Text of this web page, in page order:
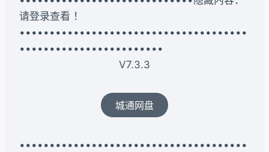
请登录查看 ！
••••••••••••••••••••••••••••••••••••••
••••••••••••••••••••••••
V7.3.3
城通网盘
••••••••••••••••••••••••••••••••••••••